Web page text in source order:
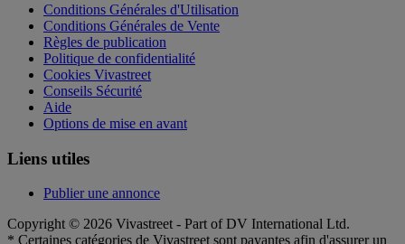
Conditions Générales d'Utilisation
Conditions Générales de Vente
Règles de publication
Politique de confidentialité
Cookies Vivastreet
Conseils Sécurité
Aide
Options de mise en avant
Liens utiles
Publier une annonce
Copyright © 2026 Vivastreet - Part of DV International Ltd.
* Certaines catégories de Vivastreet sont payantes afin d'assurer un